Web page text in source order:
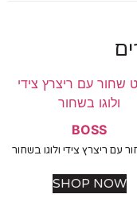
BOSS
צידי ולוגו בשחור
SHOP